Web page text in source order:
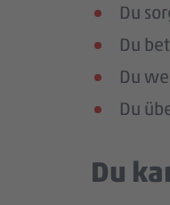
Du
Du
Du
Du
Du